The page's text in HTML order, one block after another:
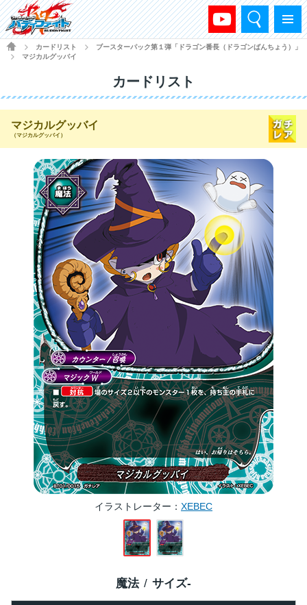
メニュー
検索
HOME
カードリスト
ブースターパック第１弾「ドラゴン番長（ドラゴンばんちょう）」
マジカルグッバイ
カードリスト
マジカルグッバイ
（マジカルグッバイ）
イラストレーター XEBEC
魔法 サイズ-